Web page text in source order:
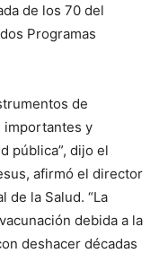
de los 70 del
Programas
de
importantes y
pública”, dijo el
afirmó el director
de la Salud. “La
debida a la
deshacer décadas